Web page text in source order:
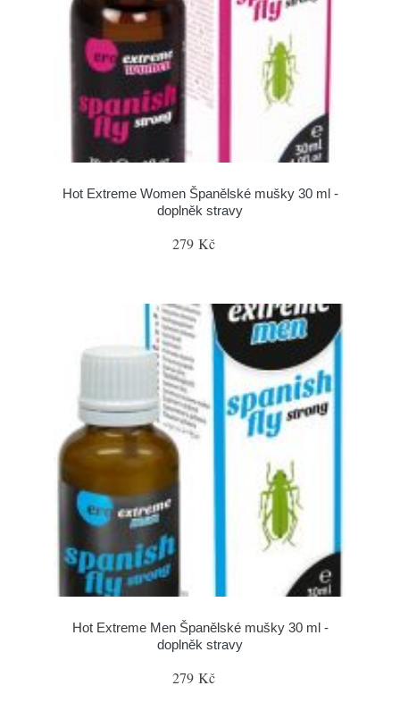
Hot Extreme Women Španělské mušky 30 ml -
doplněk stravy
279 Kč
Hot Extreme Men Španělské mušky 30 ml -
doplněk stravy
279 Kč